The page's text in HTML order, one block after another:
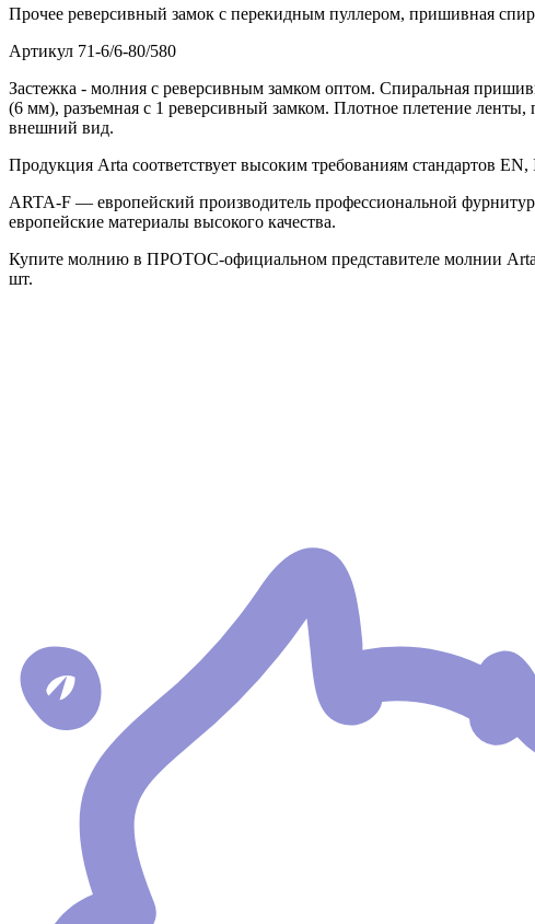
Прочее реверсивный замок с перекидным пуллером, пришивная
Артикул 71-6/6-80/580
Застежка - молния с реверсивным замком оптом. Спиральная
(6 мм), разъемная с 1 реверсивный замком. Плотное плетение
внешний вид.
Продукция Arta соответствует высоким требованиям стандартов
ARTA-F — европейский производитель профессиональной
европейские материалы высокого качества.
Купите молнию в ПРОТОС-официальном представителе молнии
шт.